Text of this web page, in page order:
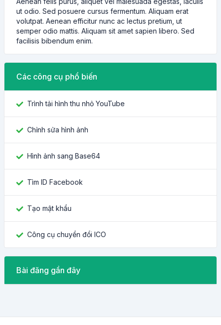
ut odio. Sed posuere cursus fermentum. Aliquam erat
volutpat. Aenean efficitur nunc ac lectus pretium, ut
semper odio mattis. Aliquam sit amet sapien libero. Sed
facilisis bibendum enim.
Các công cụ phổ biến
Trình tải hình thu nhỏ YouTube
Chỉnh sửa hình ảnh
Hình ảnh sang Base64
Tìm ID Facebook
Tạo mật khẩu
Công cụ chuyển đổi ICO
Bài đăng gần đây